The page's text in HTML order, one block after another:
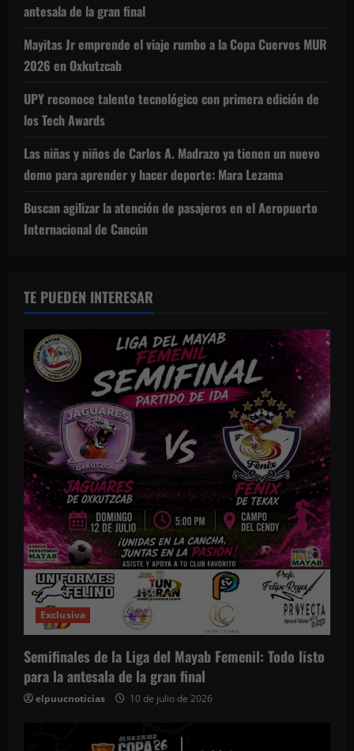
antesala de la gran final
Mayitas Jr emprende el viaje rumbo a la Copa Cuervos MUR
2026 en Oxkutzcab
UPY reconoce talento tecnológico con primera edición de
los Tech Awards
Las niñas y niños de Carlos A. Madrazo ya tienen un nuevo
domo para aprender y hacer deporte: Mara Lezama
Buscan agilizar la atención de pasajeros en el Aeropuerto
Internacional de Cancún
TE PUEDEN INTERESAR
Exclusiva
Semifinales de la Liga del Mayab Femenil: Todo listo
para la antesala de la gran final
elpuucnoticias 10 de julio de 2026